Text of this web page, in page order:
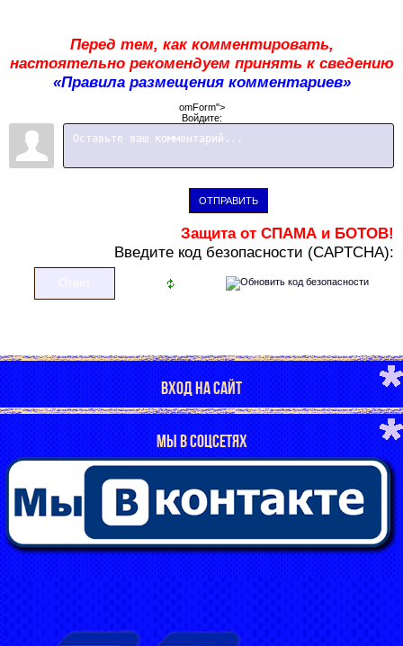
Перед тем, как комментировать,
настоятельно рекомендуем принять к сведению
«Правила размещения комментариев»
omForm">
Войдите:
ОТПРАВИТЬ
Защита от СПАМА и БОТОВ!
Введите код безопасности (CAPTCHA):
ВХОД НА САЙТ
МЫ В СОЦСЕТЯХ